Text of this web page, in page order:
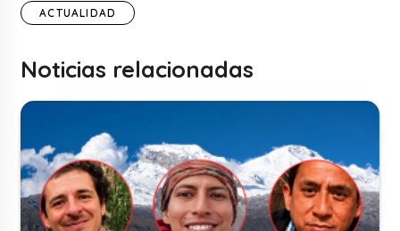
ACTUALIDAD
Noticias relacionadas